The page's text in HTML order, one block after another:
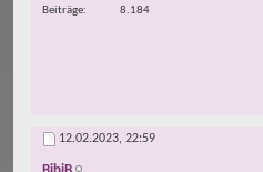
Beiträge
8.184
12.02.2023, 22:59